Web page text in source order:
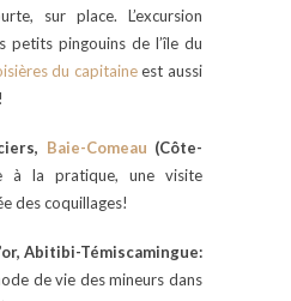
sur place. L’excursion
pingouins de l’île du
du capitaineest aussi
Baie-Comeau (Côte-
à la pratique, une visite
des coquillages!
Abitibi-Témiscamingue:
de vie des mineurs dans